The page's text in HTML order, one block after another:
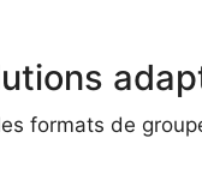
formats de